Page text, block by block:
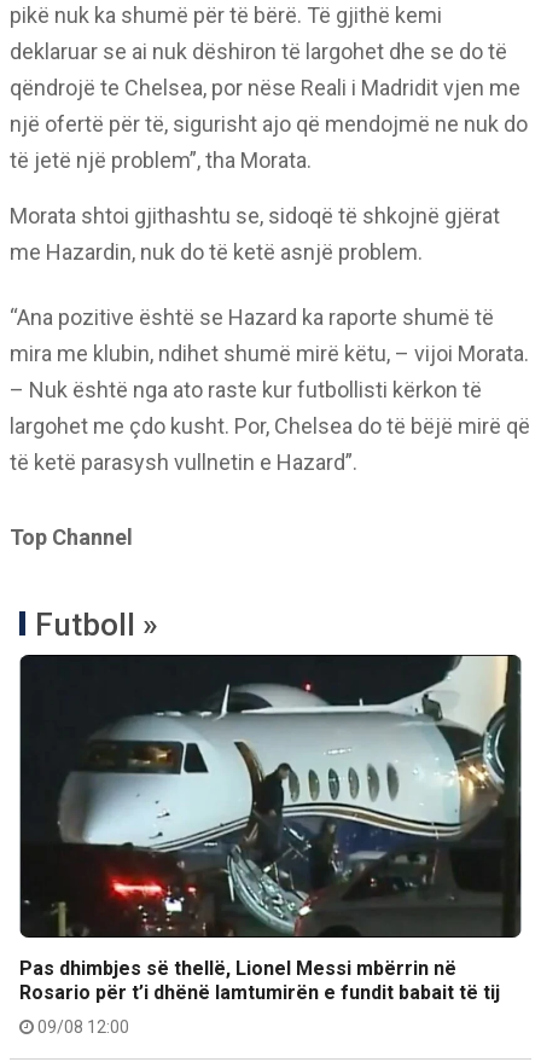
pikë nuk ka shumë për të bërë. Të gjithë kemi
deklaruar se ai nuk dëshiron të largohet dhe se do të
qëndrojë te Chelsea, por nëse Reali i Madridit vjen me
një ofertë për të, sigurisht ajo që mendojmë ne nuk do
të jetë një problem”, tha Morata.
Morata shtoi gjithashtu se, sidoqë të shkojnë gjërat
me Hazardin, nuk do të ketë asnjë problem.
“Ana pozitive është se Hazard ka raporte shumë të
mira me klubin, ndihet shumë mirë këtu, – vijoi Morata.
– Nuk është nga ato raste kur futbollisti kërkon të
largohet me çdo kusht. Por, Chelsea do të bëjë mirë që
të ketë parasysh vullnetin e Hazard”.
Top Channel
Futboll »
Pas dhimbjes së thellë, Lionel Messi mbërrin në
Rosario për t’i dhënë lamtumirën e fundit babait të tij
09/08 12:00